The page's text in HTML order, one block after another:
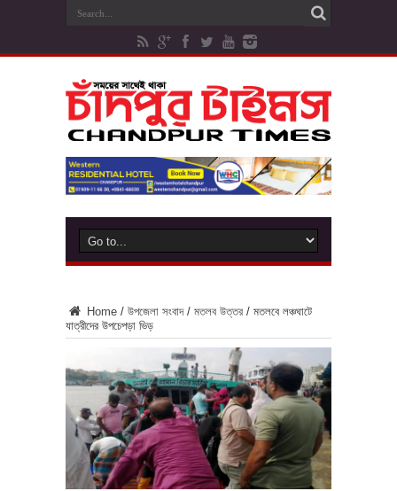
Home / উপজেলা সংবাদ / মতলব উত্তর / মতলবে লঞ্চঘাটে
যাত্রীদের উপচেপড়া ভিড়